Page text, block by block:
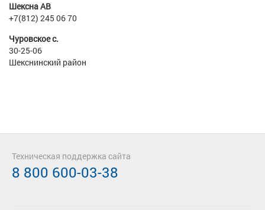
Шексна АВ
+7(812) 245 06 70
Чуровское с.
30-25-06
Шекснинский район
Техническая поддержка сайта
8 800 600-03-38